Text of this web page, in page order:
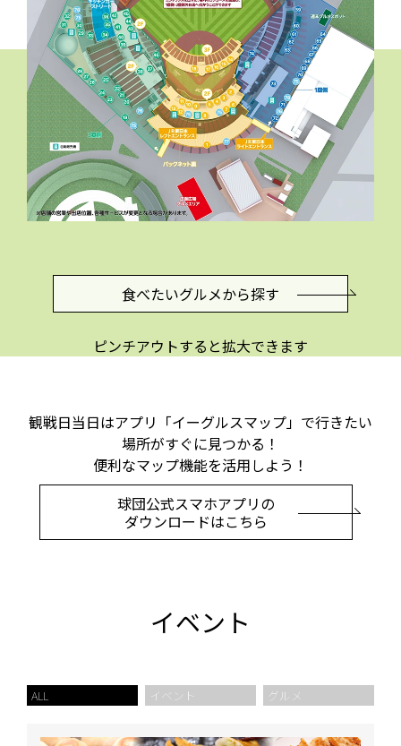
食べたいグルメから探す
ピンチアウトすると拡大できます
観戦日当日はアプリ「イーグルスマップ」で行きたい
場所がすぐに見つかる！
便利なマップ機能を活用しよう！
球団公式スマホアプリの
ダウンロードはこちら
イベント
ALL イベント グルメ